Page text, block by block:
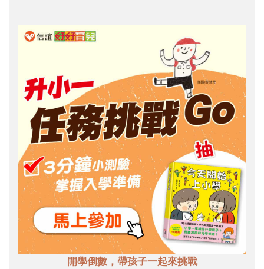
開學倒數，帶孩子一起來挑戰